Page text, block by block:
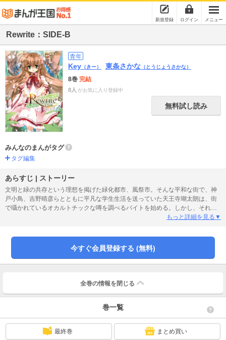
新規登録 ログイン メニュー
Rewrite：SIDE-B
青年
Key （きー） 東条さかな （とうじょうさかな）
8巻 完結
8人 がお気に入り登録中
無料試し読み
みんなのまんがタグ
タグ編集
あらすじ | ストーリー
文明と緑の共存という理想を掲げた緑化都市、風祭市。そんな平和な街で、神
戸小鳥、吉野晴彦らとともに平凡な学生生活を送っていた天王寺瑚太朗は、街
で囁かれているオカルトチックな噂を調べるバイトを始める。しかし、それが
常識を覆す大きな謎に繋がっていき……。大人気ゲームブランド・Ｋｅｙが贈
もっと詳細を見る▼
今すぐ会員登録する (無料)
全巻の情報を 閉じる
巻一覧
最終巻 まとめ買い